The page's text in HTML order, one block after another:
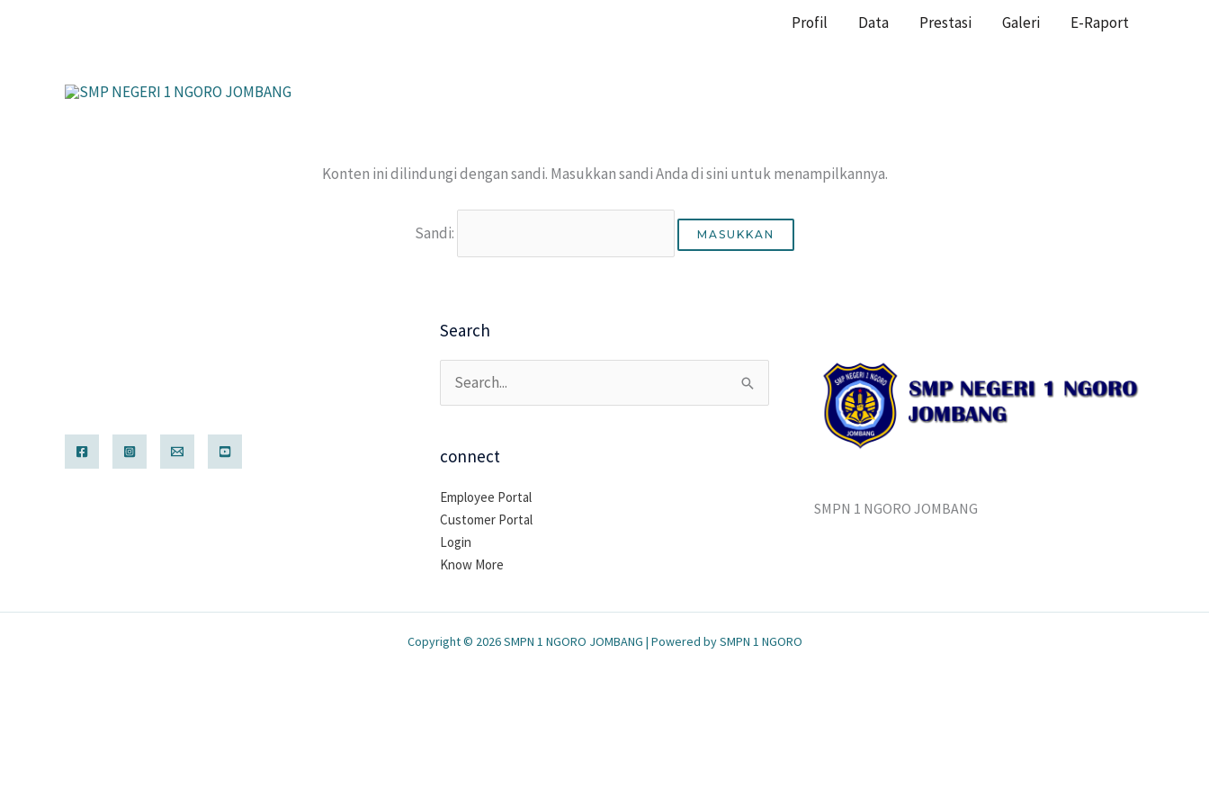
Profil Data Prestasi Galeri E-Raport
Konten ini dilindungi dengan sandi. Masukkan sandi Anda di sini untuk menampilkannya.
Sandi:
Search
Cari
untuk:
connect
Employee Portal
Customer Portal
Login
Know More
SMPN 1 NGORO JOMBANG
Copyright © 2026 SMPN 1 NGORO JOMBANG | Powered by SMPN 1 NGORO